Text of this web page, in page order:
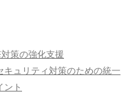
策の強化支援
キュリティ対策のための統一
ント